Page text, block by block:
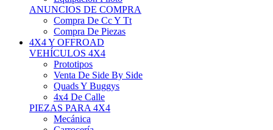
ANUNCIOS DE COMPRA
Compra De Cc Y Tt
Compra De Piezas
4X4 Y OFFROAD
VEHÍCULOS 4X4
Prototipos
Venta De Side By Side
Quads Y Buggys
4x4 De Calle
PIEZAS PARA 4X4
Mecánica